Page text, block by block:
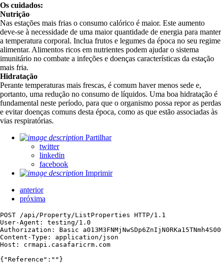
Os cuidados:
Nutrição
Nas estações mais frias o consumo calórico é maior. Este aumento
deve-se à necessidade de uma maior quantidade de energia para manter
a temperatura corporal. Inclua frutos e legumes da época no seu regime
alimentar. Alimentos ricos em nutrientes podem ajudar o sistema
imunitário no combate a infeções e doenças características da estação
mais fria.
Hidratação
Perante temperaturas mais frescas, é comum haver menos sede e,
portanto, uma redução no consumo de líquidos. Uma boa hidratação é
fundamental neste período, para que o organismo possa repor as perdas
e evitar doenças comuns desta época, como as que estão associadas às
vias respiratórias.
Partilhar
twitter
linkedin
facebook
Imprimir
anterior
próxima
POST /api/Property/ListProperties HTTP/1.1
User-Agent: testing/1.0
Authorization: Basic
Content-Type: application/json
Host: crmapi.casafaricrm.com
{"Reference":""}